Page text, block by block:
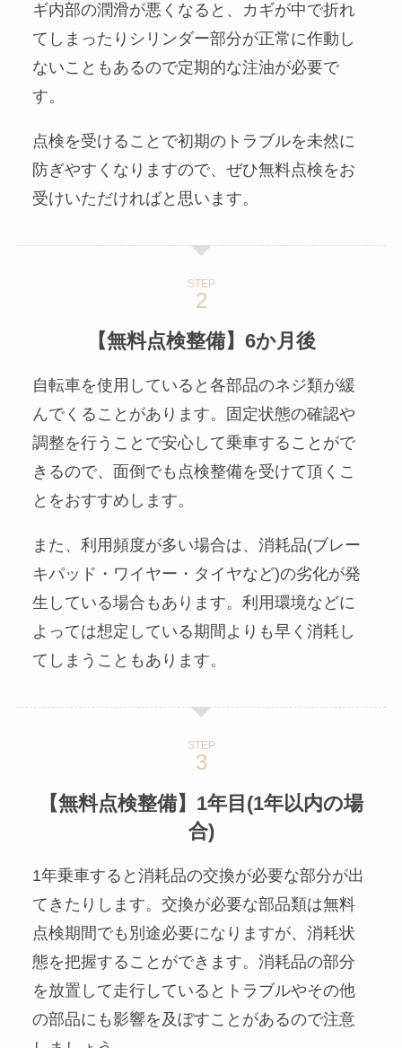
ギ内部の潤滑が悪くなると、カギが中で折れ
てしまったりシリンダー部分が正常に作動し
ないこともあるので定期的な注油が必要で
す。
点検を受けることで初期のトラブルを未然に
防ぎやすくなりますので、ぜひ無料点検をお
受けいただければと思います。
STEP
【無料点検整備】 6か月後
自転車を使用していると各部品のネジ類が緩
んでくることがあります。固定状態の確認や
調整を行うことで安心して乗車することがで
きるので、面倒でも点検整備を受けて頂くこ
とをおすすめします。
また、利用頻度が多い場合は、消耗品(ブレー
キパッド・ワイヤー・タイヤなど)の劣化が発
生している場合もあります。利用環境などに
よっては想定している期間よりも早く消耗し
てしまうこともあります。
STEP
【無料点検整備】 1年目(1年以内の場
合)
1年乗車すると消耗品の交換が必要な部分が出
てきたりします。交換が必要な部品類は無料
点検期間でも別途必要になりますが、消耗状
態を把握することができます。消耗品の部分
を放置して走行しているとトラブルやその他
の部品にも影響を及ぼすことがあるので注意